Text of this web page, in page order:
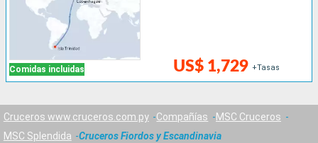
Comidas incluidas US$ 1,729 +Tasas
Cruceros www.cruceros.com.py Compañías
MSC Cruceros
MSC Splendida
Cruceros Fiordos y Escandinavia